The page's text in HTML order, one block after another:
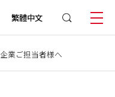
繁體中文
企業ご担当者様へ